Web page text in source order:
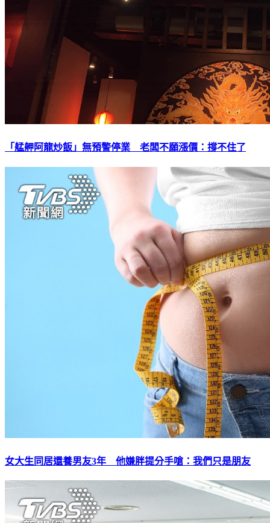
「艋舺阿龍炒飯」無預警停業 老闆不願漲價：撐不住了
女大生同居還養男友3年 他嫌胖提分手嗆：我們只是朋友